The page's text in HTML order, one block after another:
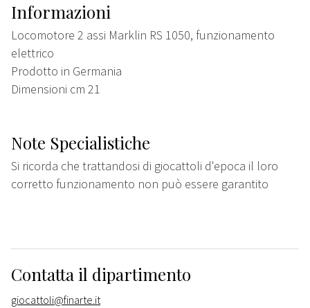
Informazioni
Locomotore 2 assi Marklin RS 1050, funzionamento
elettrico
Prodotto in Germania
Dimensioni cm 21
Note Specialistiche
Si ricorda che trattandosi di giocattoli d'epoca il loro
corretto funzionamento non può essere garantito
Contatta il dipartimento
giocattoli@finarte.it